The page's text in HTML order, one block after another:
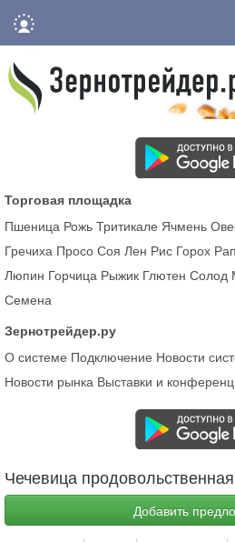
Торговая площадка
Пшеница Рожь Тритикале Ячмень
Гречиха Просо Соя Лен Рис Горох
Люпин Горчица Рыжик Глютен Солод
Семена
Зернотрейдер.ру
О системе Подключение Новости
Новости рынка Выставки и
Чечевица продовольственная
Добавить